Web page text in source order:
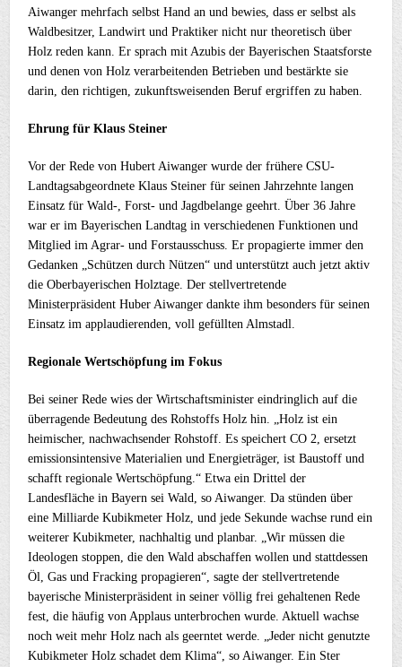
Aiwanger mehrfach selbst Hand an und bewies, dass er selbst als
Waldbesitzer, Landwirt und Praktiker nicht nur theoretisch über
Holz reden kann. Er sprach mit Azubis der Bayerischen Staatsforste
und denen von Holz verarbeitenden Betrieben und bestärkte sie
darin, den richtigen, zukunftsweisenden Beruf ergriffen zu haben.
Ehrung für Klaus Steiner
Vor der Rede von Hubert Aiwanger wurde der frühere CSU-
Landtagsabgeordnete Klaus Steiner für seinen Jahrzehnte langen
Einsatz für Wald-, Forst- und Jagdbelange geehrt. Über 36 Jahre
war er im Bayerischen Landtag in verschiedenen Funktionen und
Mitglied im Agrar- und Forstausschuss. Er propagierte immer den
Gedanken „Schützen durch Nützen“ und unterstützt auch jetzt aktiv
die Oberbayerischen Holztage. Der stellvertretende
Ministerpräsident Huber Aiwanger dankte ihm besonders für seinen
Einsatz im applaudierenden, voll gefüllten Almstadl.
Regionale Wertschöpfung im Fokus
Bei seiner Rede wies der Wirtschaftsminister eindringlich auf die
überragende Bedeutung des Rohstoffs Holz hin. „Holz ist ein
heimischer, nachwachsender Rohstoff. Es speichert CO 2, ersetzt
emissionsintensive Materialien und Energieträger, ist Baustoff und
schafft regionale Wertschöpfung.“ Etwa ein Drittel der
Landesfläche in Bayern sei Wald, so Aiwanger. Da stünden über
eine Milliarde Kubikmeter Holz, und jede Sekunde wachse rund ein
weiterer Kubikmeter, nachhaltig und planbar. „Wir müssen die
Ideologen stoppen, die den Wald abschaffen wollen und stattdessen
Öl, Gas und Fracking propagieren“, sagte der stellvertretende
bayerische Ministerpräsident in seiner völlig frei gehaltenen Rede
fest, die häufig von Applaus unterbrochen wurde. Aktuell wachse
noch weit mehr Holz nach als geerntet werde. „Jeder nicht genutzte
Kubikmeter Holz schadet dem Klima“, so Aiwanger. Ein Ster